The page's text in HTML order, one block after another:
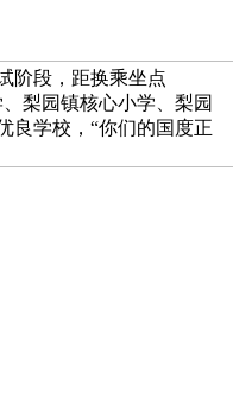
阶段，距换乘坐点
梨园镇核心小学、梨园
良学校，“你们的国度正